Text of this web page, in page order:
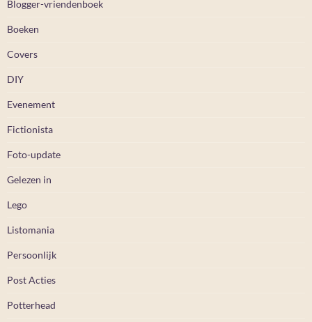
Blogger-vriendenboek
Boeken
Covers
DIY
Evenement
Fictionista
Foto-update
Gelezen in
Lego
Listomania
Persoonlijk
Post Acties
Potterhead